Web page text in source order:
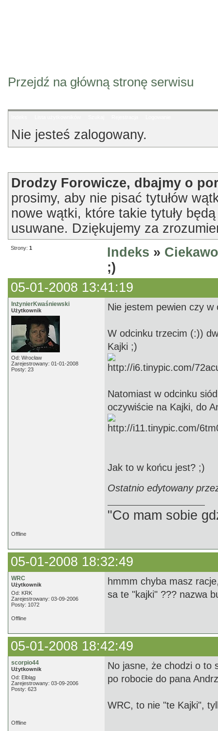
Przejdź na główną stronę serwisu
Nie jesteś zalogowany.
Drodzy Forowicze, dbajmy o
prosimy, aby nie pisać tytułów
nowe wątki, które takie tytuły
usuwane. Dziękujemy za
Strony: 1 Indeks »
;)
05-01-2008 13:41:19
InżynierKwaśniewski
Użytkownik
Od: Wrocław
Zarejestrowany: 01-01-2008
Posty: 23
Nie jestem pewien czy
W odcinku trzecim (:))
Kajki ;)
Natomiast w odcinku
oczywiście na Kajki, do
Jak to w końcu jest? ;)
Ostatnio edytowany
"Co mam sobie
Offline
05-01-2008 18:32:49
WRC
Użytkownik
Od: KRK
Zarejestrowany: 03-09-2006
Posty: 1072
hmmm chyba masz
sa te "kajki" ??? nazwa
Offline
05-01-2008 18:42:49
scorpio44
Użytkownik
Od: Elbląg
Zarejestrowany: 03-09-2006
Posty: 623
No jasne, że chodzi o to
po robocie do pana
WRC, to nie "te Kajki",
Offline